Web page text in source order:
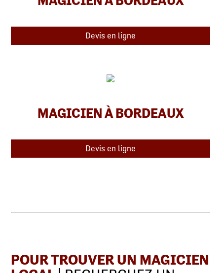
Devis en ligne
MAGICIEN À BORDEAUX
Devis en ligne
POUR TROUVER UN MAGICIEN